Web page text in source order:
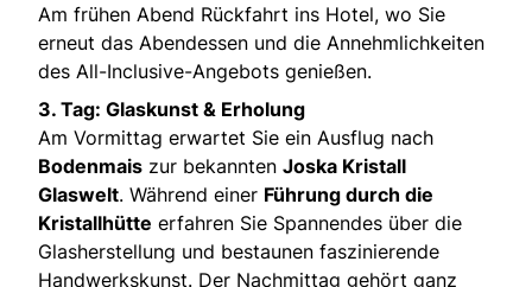
Am frühen Abend Rückfahrt ins Hotel, wo Sie
erneut das Abendessen und die Annehmlichkeiten
des All-Inclusive-Angebots genießen.
3. Tag: Glaskunst & Erholung
Am Vormittag erwartet Sie ein Ausflug nach
Bodenmais zur bekannten Joska Kristall
Glaswelt. Während einer Führung durch die
Kristallhütte erfahren Sie Spannendes über die
Glasherstellung und bestaunen faszinierende
Handwerkskunst. Der Nachmittag gehört ganz